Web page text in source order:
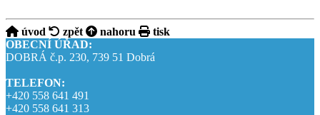
úvod zpět nahoru
tisk
OBECNÍ ÚŘAD:
DOBRÁ č.p. 230, 739 51 Dobrá
TELEFON:
+420 558 641 491
+420 558 641 313